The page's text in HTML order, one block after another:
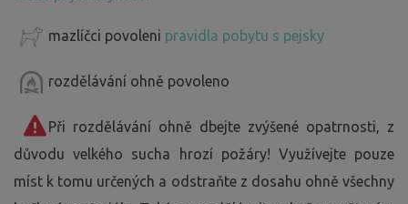
mazlíčci povoleni pravidla pobytu s pejsky
rozdělávání ohně povoleno
Při rozdělávání ohně dbejte zvýšené opatrnosti, z
důvodu velkého sucha hrozí požáry! Využívejte pouze
míst k tomu určených a odstraňte z dosahu ohně všechny